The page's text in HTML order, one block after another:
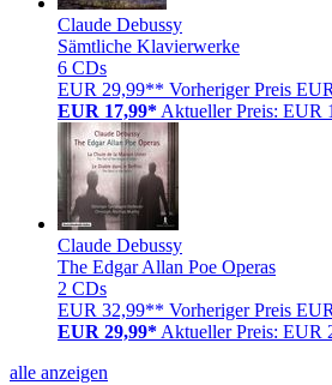
Claude Debussy
Sämtliche Klavierwerke
6 CDs
EUR 29,99** Vorheriger Preis
EUR 17,99* Aktueller Preis: EUR
Claude Debussy
The Edgar Allan Poe Operas
2 CDs
EUR 32,99** Vorheriger Preis
EUR 29,99* Aktueller Preis: EUR
alle anzeigen